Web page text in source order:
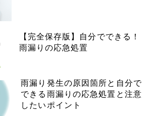
【完全保存版】自分でできる！
雨漏りの応急処置
雨漏り発生の原因箇所と自分で
できる雨漏りの応急処置と注意
したいポイント